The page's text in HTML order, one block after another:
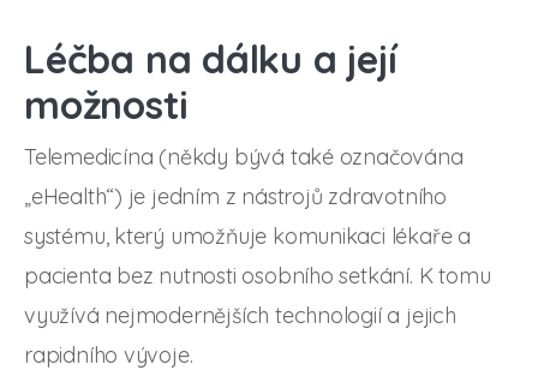
Léčba na dálku a její
možnosti
Telemedicína (někdy bývá také označována
„eHealth“) je jedním z nástrojů zdravotního
systému, který umožňuje komunikaci lékaře a
pacienta bez nutnosti osobního setkání. K tomu
využívá nejmodernějších technologií a jejich
rapidního vývoje.